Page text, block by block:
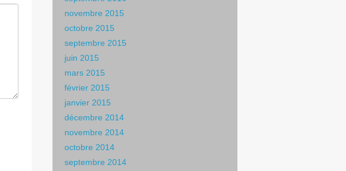
novembre 2015
octobre 2015
septembre 2015
juin 2015
mars 2015
février 2015
janvier 2015
décembre 2014
novembre 2014
octobre 2014
septembre 2014